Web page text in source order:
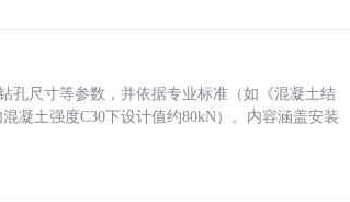
孔尺寸等参数，并依据专业标准（如《混凝土结
凝土强度C30下设计值约80kN）。内容涵盖安装